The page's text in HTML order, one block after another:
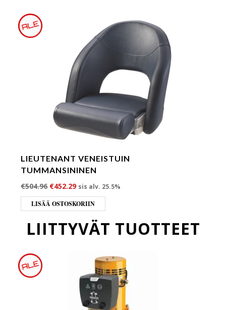
LIEUTENANT VENEISTUIN
TUMMANSININEN
€504.96 Alkuperäinen hinta oli: €504.96.
€452.29Nykyinen hinta on: €452.29.
sis alv. 25.5%
LISÄÄ OSTOSKORIIN
LIITTYVÄT TUOTTEET